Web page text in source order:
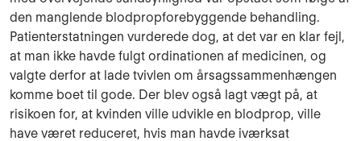
den manglende blodpropforebyggende behandling.
Patienterstatningen vurderede dog, at det var en klar fejl,
at man ikke havde fulgt ordinationen af medicinen, og
valgte derfor at lade tvivlen om årsagssammenhængen
komme boet til gode. Der blev også lagt vægt på, at
risikoen for, at kvinden ville udvikle en blodprop, ville
have været reduceret, hvis man havde iværksat